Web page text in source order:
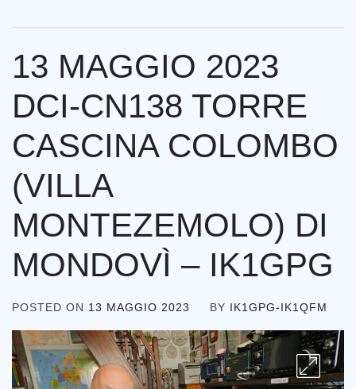
13 MAGGIO 2023
DCI-CN138 TORRE
CASCINA COLOMBO
(VILLA
MONTEZEMOLO) DI
MONDOVÌ – IK1GPG
POSTED ON 13 MAGGIO 2023 BY IK1GPG-IK1QFM